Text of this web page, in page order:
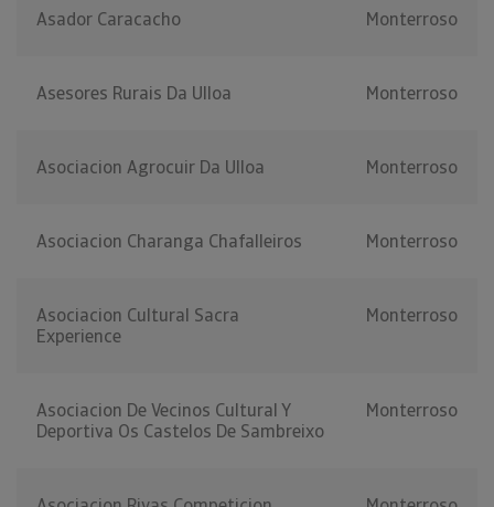
Asador Caracacho Monterroso
Asesores Rurais Da Ulloa Monterroso
Asociacion Agrocuir Da Ulloa Monterroso
Asociacion Charanga Chafalleiros Monterroso
Asociacion Cultural Sacra
Experience
Monterroso
Asociacion De Vecinos Cultural Y
Deportiva Os Castelos De Sambreixo
Monterroso